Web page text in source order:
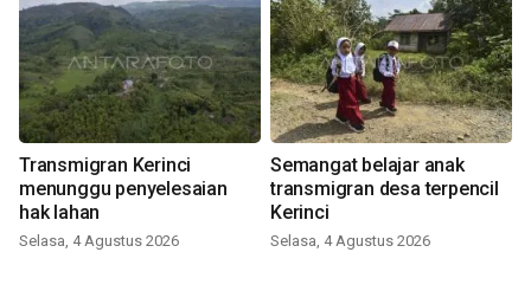
Transmigran Kerinci
menunggu penyelesaian
hak lahan
Selasa, 4 Agustus 2026
Semangat belajar anak
transmigran desa terpencil
Kerinci
Selasa, 4 Agustus 2026